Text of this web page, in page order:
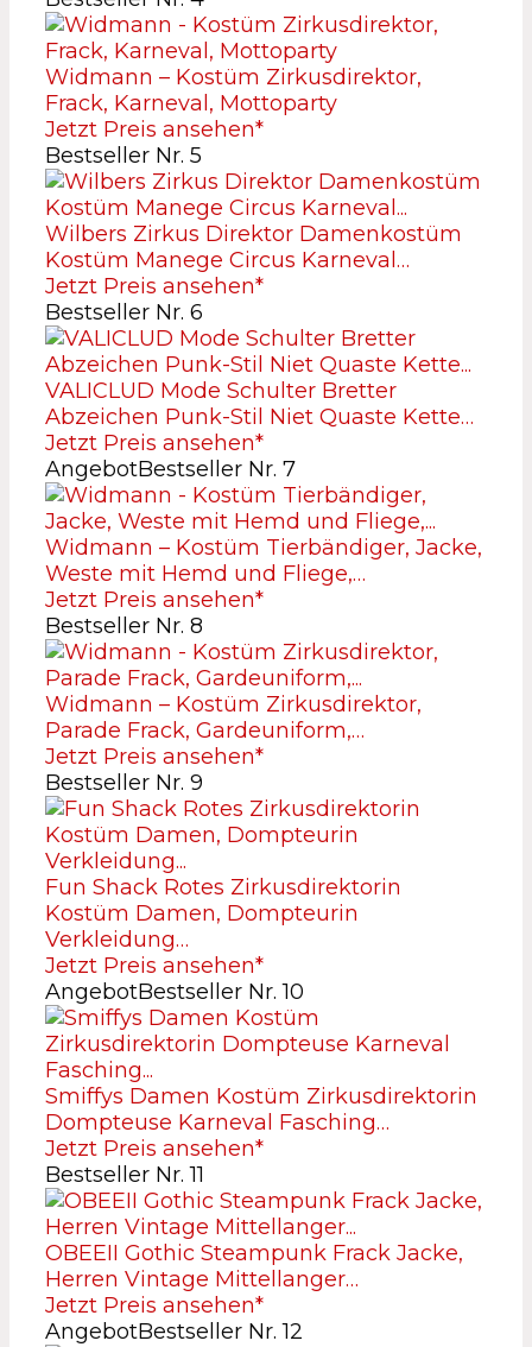
Widmann – Kostüm Zirkusdirektor,
Frack, Karneval, Mottoparty
Jetzt Preis ansehen*
Bestseller Nr. 5
Wilbers Zirkus Direktor Damenkostüm
Kostüm Manege Circus Karneval…
Jetzt Preis ansehen*
Bestseller Nr. 6
VALICLUD Mode Schulter Bretter
Abzeichen Punk-Stil Niet Quaste Kette…
Jetzt Preis ansehen*
AngebotBestseller Nr. 7
Widmann – Kostüm Tierbändiger, Jacke,
Weste mit Hemd und Fliege,…
Jetzt Preis ansehen*
Bestseller Nr. 8
Widmann – Kostüm Zirkusdirektor,
Parade Frack, Gardeuniform,…
Jetzt Preis ansehen*
Bestseller Nr. 9
Fun Shack Rotes Zirkusdirektorin
Kostüm Damen, Dompteurin
Verkleidung…
Jetzt Preis ansehen*
AngebotBestseller Nr. 10
Smiffys Damen Kostüm Zirkusdirektorin
Dompteuse Karneval Fasching…
Jetzt Preis ansehen*
Bestseller Nr. 11
OBEEII Gothic Steampunk Frack Jacke,
Herren Vintage Mittellanger…
Jetzt Preis ansehen*
AngebotBestseller Nr. 12